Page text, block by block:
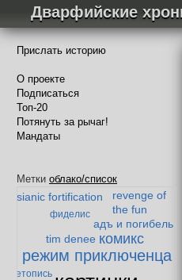
Дварфийские
Прислать историю
О проекте
Подписаться
Топ-20
Потянуть за рычаг!
Мандаты
Метки облако/список
режим приключенца
комикс
tim denee
адъ и погибель
revenge of
the fun
fortification
фиделис
дварф-параноик
летопись